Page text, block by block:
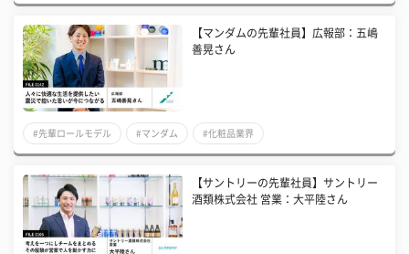
【マンダムの先輩社員】広報部：五嶋
善晃さん
#先輩ロールモデル #マンダム #化粧品業界
【サントリーの先輩社員】サントリー
酒類株式会社 営業：大平陸さん